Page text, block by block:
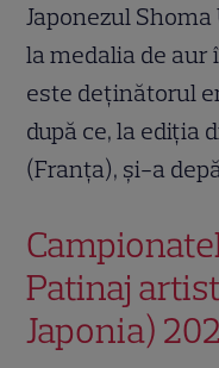
Japonezul
la medalia de aur
este deţinătorul
după ce, la ediţia
(Franţa), şi-a
Patinaj
Japonia)